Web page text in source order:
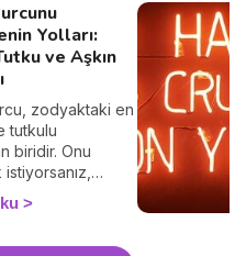
Yolları:
ve Aşkın
zodyaktaki en
tutkulu
biridir. Onu
uzak
Akrep, derin